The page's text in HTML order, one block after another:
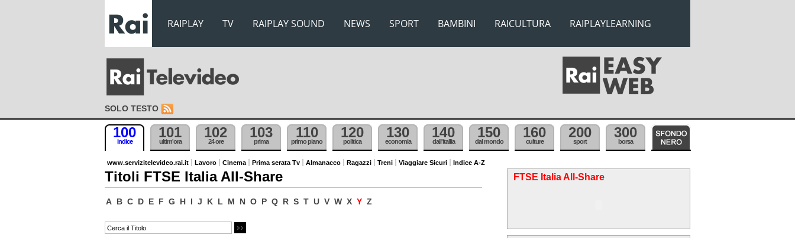
RAIPLAY TV RAIPLAY SOUND NEWS SPORT BAMBINI RAICULTURA RAIPLAYLEARNING
SOLO TESTO
100
indice
101
ultim'ora
102
24 ore
103
prima
110
primo piano
120
politica
130
economia
140
dall'itallia
150
dal mondo
160
culture
200
sport
300
borsa
www.servizitelevideo.rai.it Lavoro Cinema Prima serata Tv Almanacco Ragazzi Treni Viaggiare Sicuri Indice A-Z
Titoli FTSE Italia All-Share
A B C D E F G H I J K L M N O P Q R S T U V W X Y Z
FTSE Italia All-Share